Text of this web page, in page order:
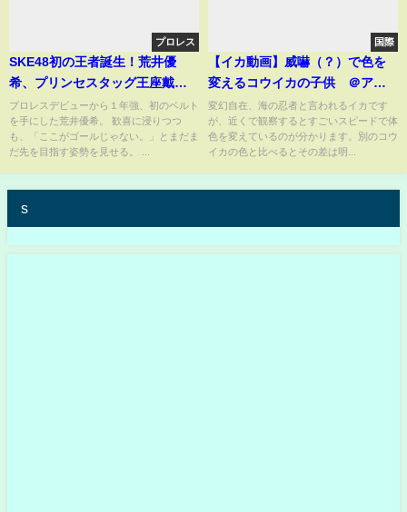
プロレス
SKE48初の王者誕生！荒井優
希、プリンセスタッグ王座戴
冠！【令和のAA砲】｜7.9サマプ
リはWRESTLE UNIVERSEで配
信中！
プロレスデビューから１年強、初のベルト
を手にした荒井優希。 歓喜に浸りつつ
も、「ここがゴールじゃない。」とまだま
だ先を目指す姿勢を見せる。 ...
国際
【イカ動画】威嚇（？）で色を
変えるコウイカの子供 ＠アク
アワールド大洗水族館
変幻自在、海の忍者と言われるイカです
が、近くで観察するとすごいスピードで体
色を変えているのが分かります。別のコウ
イカの色と比べるとその差は明...
s